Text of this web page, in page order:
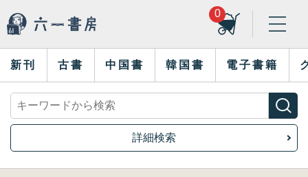
0
新刊 古書 中国書 韓国書 電子書籍
詳細検索